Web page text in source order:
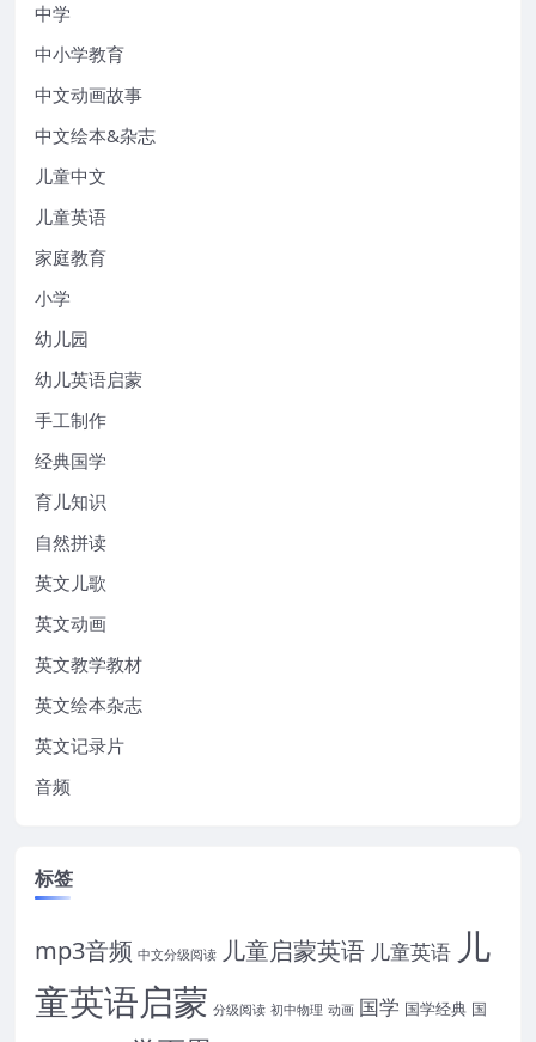
中学
中小学教育
中文动画故事
中文绘本&杂志
儿童中文
儿童英语
家庭教育
小学
幼儿园
幼儿英语启蒙
手工制作
经典国学
育儿知识
自然拼读
英文儿歌
英文动画
英文教学教材
英文绘本杂志
英文记录片
音频
标签
mp3音频 中文分级阅读 儿童启蒙英语 儿童英语 儿
童英语启蒙 分级阅读 初中物理 动画 国学 国学经典 国